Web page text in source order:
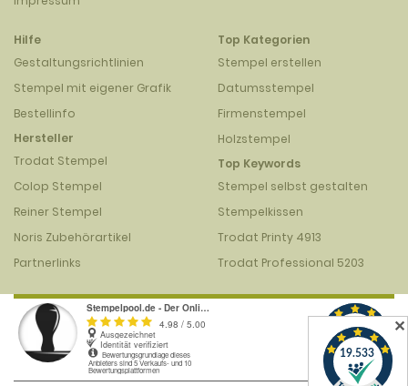
Hilfe
Gestaltungsrichtlinien
Stempel mit eigener Grafik
Bestellinfo
Hersteller
Trodat Stempel
Colop Stempel
Reiner Stempel
Noris Zubehörartikel
Partnerlinks
Top Kategorien
Stempel erstellen
Datumsstempel
Firmenstempel
Holzstempel
Top Keywords
Stempel selbst gestalten
Stempelkissen
Trodat Printy 4913
Trodat Professional 5203
✕